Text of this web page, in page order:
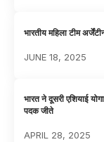
भारतीय महिला टीम
JUNE 18, 2025
भारत ने दूसरी एशियाई
पदक जीते
APRIL 28, 2025